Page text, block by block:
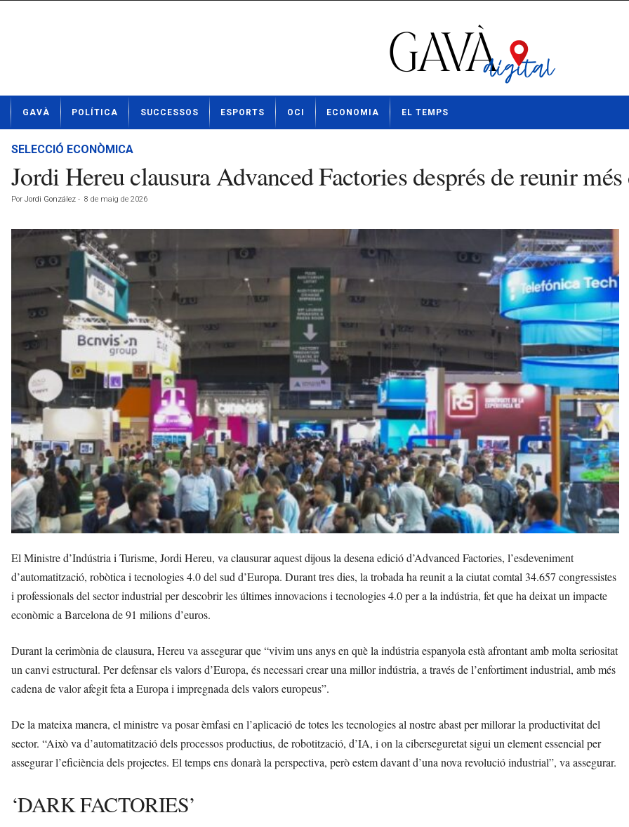
t
GAVÀ POLÍTICA SUCCESSOS ESPORTS OCI ECONOMIA EL TEMPS
SELECCIÓ ECONÒMICA
Jordi Hereu clausura Advanced Factories després de reunir
Por Jordi González - 8 de maig de 2026
El Ministre d’Indústria i Turisme, Jordi Hereu, va clausurar aquest dijous la desena edició d’Advanced Factories, l’esdeveniment
d’automatització, robòtica i tecnologies 4.0 del sud d’Europa. Durant tres dies, la trobada ha reunit a la ciutat comtal 34.657 congressistes
i professionals del sector industrial per descobrir les últimes innovacions i tecnologies 4.0 per a la indústria, fet que ha deixat un impacte
econòmic a Barcelona de 91 milions d’euros.
Durant la cerimònia de clausura, Hereu va assegurar que “vivim uns anys en què la indústria espanyola està afrontant amb molta seriositat
un canvi estructural. Per defensar els valors d’Europa, és necessari crear una millor indústria, a través de l’enfortiment industrial, amb més
cadena de valor afegit feta a Europa i impregnada dels valors europeus”.
De la mateixa manera, el ministre va posar èmfasi en l’aplicació de totes les tecnologies al nostre abast per millorar la productivitat del
sector. “Això va d’automatització dels processos productius, de robotització, d’IA, i on la ciberseguretat sigui un element essencial per
assegurar l’eficiència dels projectes. El temps ens donarà la perspectiva, però estem davant d’una nova revolució industrial”, va assegurar.
‘DARK FACTORIES’